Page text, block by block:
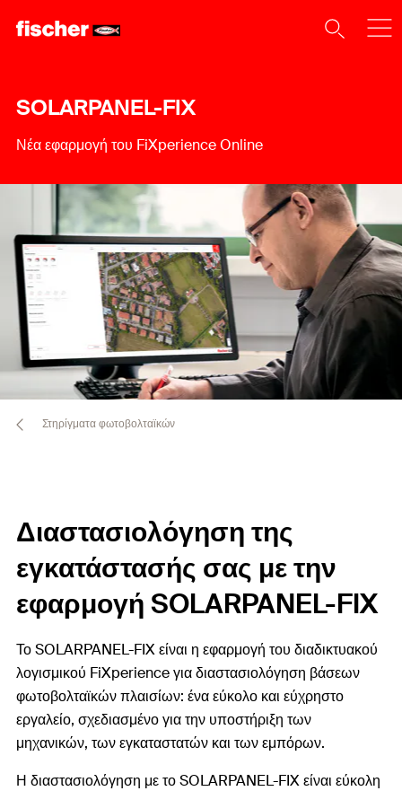
SOLARPANEL-FIX
Νέα εφαρμογή του FiXperience Online
Στηρίγματα φωτοβολταϊκών
Διαστασιολόγηση της
εγκατάστασής σας με την
εφαρμογή SOLARPANEL-FIX
Το SOLARPANEL-FIX είναι η εφαρμογή του διαδικτυακού
λογισμικού FiXperience για διαστασιολόγηση βάσεων
φωτοβολταϊκών πλαισίων: ένα εύκολο και εύχρηστο
εργαλείο, σχεδιασμένο για την υποστήριξη των
μηχανικών, των εγκαταστατών και των εμπόρων.
Η διαστασιολόγηση με το SOLARPANEL-FIX είναι εύκολη